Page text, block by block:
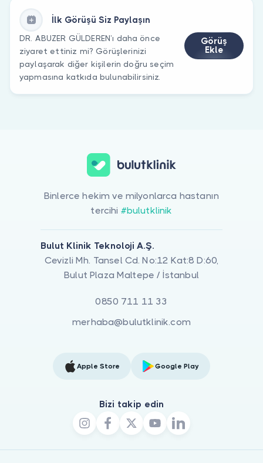
İlk Görüşü Siz Paylaşın
DR. ABUZER GÜLDEREN’ı daha önce
ziyaret ettiniz mi? Görüşlerinizi
paylaşarak diğer kişilerin doğru seçim
yapmasına katkıda bulunabilirsiniz.
Görüş
Ekle
Binlerce hekim ve milyonlarca hastanın
tercihi #bulutklinik
Bulut Klinik Teknoloji A.Ş.
Cevizli Mh. Tansel Cd. No:12 Kat:8 D:60,
Bulut Plaza Maltepe / İstanbul
0850 711 11 33
merhaba@bulutklinik.com
Apple Store Google Play
Bizi takip edin